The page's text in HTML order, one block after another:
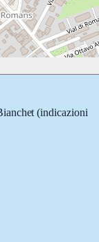
(indicazioni